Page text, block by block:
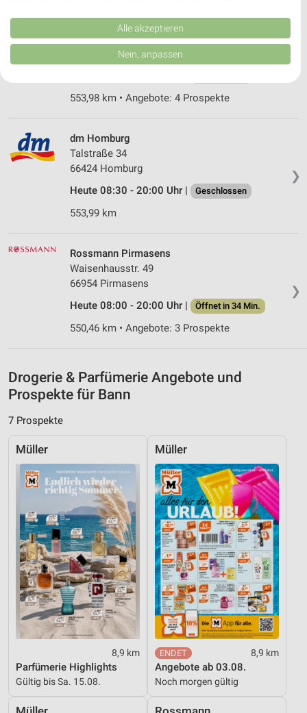
❯
Müller Homburg/Saar
Talstraße 28a
66424 Homburg/Saar
553,98 km • Angebote: 4 Prospekte
❯
dm Homburg
Talstraße 34
66424 Homburg
Heute 08:30 - 20:00 Uhr |
Geschlossen
553,99 km
❯
Rossmann Pirmasens
Waisenhausstr. 49
66954 Pirmasens
Heute 08:00 - 20:00 Uhr |
Öffnet in 34 Min.
550,46 km • Angebote: 3 Prospekte
Drogerie & Parfümerie Angebote und
Prospekte für Bann
7 Prospekte
Müller
8,9 km
Parfümerie Highlights
Gültig bis Sa. 15.08.
Müller
8,9 km
Angebote ab 03.08.
Noch morgen gültig
Kombinationen von Daten aus verschiedenen Quellen. Entwicklung und
Verbesserung der Angebote. Verwendung reduzierter Daten zur Auswahl
von Inhalten.
Daten können außerhalb der Europäischen Union weitergegeben und in die
USA gesendet werden.
Website/App.
Partnerliste anzeigen (1 IAB-Anbieter)
IAB-Verarbeitungszwecke:
Speichern von oder Zugriff auf Informationen
auf einem Endgerät
Verwendung reduzierter Daten zur Auswahl von
Werbeanzeigen
Werbung
Verwendung von Profilen zur Auswahl
personalisierter Werbung
von Inhalten
personalisierter Inhalte
Messung der Werbeleistung
Messung der Performance von Inhalten
Analyse von Zielgruppen durch Statistiken oder
Kombinationen von Daten aus verschiedenen
Quellen
Entwicklung und Verbesserung der Angebote
Verwendung reduzierter Daten zur Auswahl von
Inhalten
IAB-Besonderheiten:
Verwendung genauer Standortdaten
Geräte anhand von aktiv angeforderten
Informationen identifizieren
Nicht-IAB-Verarbeitungszwecke:
Notwendig
Alle akzeptieren
Nein, anpassen